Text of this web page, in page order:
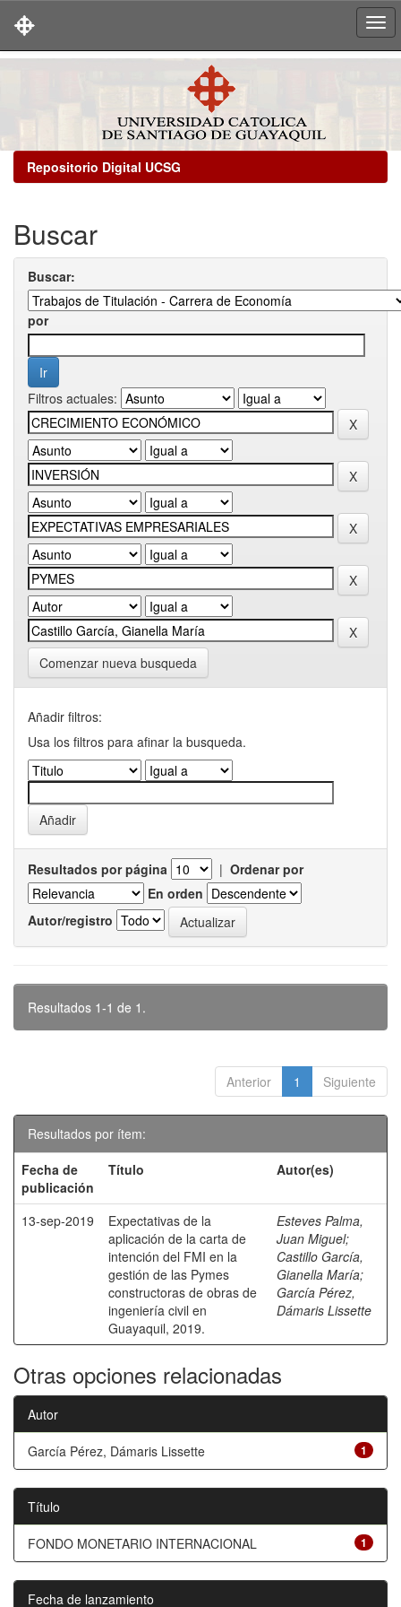
Repositorio Digital UCSG
Buscar
Buscar:
por
Filtros actuales:
Comenzar nueva busqueda
Añadir filtros:
Usa los filtros para afinar la busqueda.
Resultados por página | Ordenar por
En orden
Autor/registro
Resultados 1-1 de 1.
Anterior 1 Siguiente
Resultados por ítem:
Fecha de
publicación
Título Autor(es)
13-sep-2019
Expectativas de la
aplicación de la carta de
intención del FMI en la
gestión de las Pymes
constructoras de obras de
ingeniería civil en
Guayaquil, 2019.
Esteves Palma,
Juan Miguel;
Castillo García,
Gianella María;
García Pérez,
Dámaris Lissette
Otras opciones relacionadas
Autor
1
García Pérez, Dámaris Lissette
Título
1
FONDO MONETARIO INTERNACIONAL
Fecha de lanzamiento